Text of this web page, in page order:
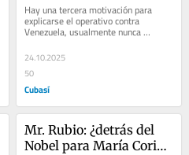
Hay una tercera motivación para
explicarse el operativo contra
Venezuela, usualmente nunca
abordado.  Previamente se han
analizados otras 2 razones,...
24.10.2025
50
Cubasí
Mr. Rubio: ¿detrás del
Nobel para María Corina